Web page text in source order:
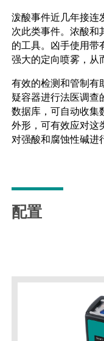
泼酸事件近几年接
次此类事件。浓酸和
的工具。凶手使用
强大的定向喷雾，从
有效的检测和管制有
疑容器进行法医调查
数据库，可自动收集
外形，可有效应对
对强酸和腐蚀性碱进
配置